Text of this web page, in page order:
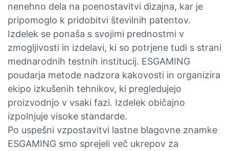
nenehno dela na poenostavitvi dizajna, kar je
pripomoglo k pridobitvi številnih patentov.
Izdelek se ponaša s svojimi prednostmi v
zmogljivosti in izdelavi, ki so potrjene tudi s strani
mednarodnih testnih institucij. ESGAMING
poudarja metode nadzora kakovosti in organizira
ekipo izkušenih tehnikov, ki pregledujejo
proizvodnjo v vsaki fazi. Izdelek običajno
izpolnjuje visoke standarde.
Po uspešni vzpostavitvi lastne blagovne znamke
ESGAMING smo sprejeli več ukrepov za